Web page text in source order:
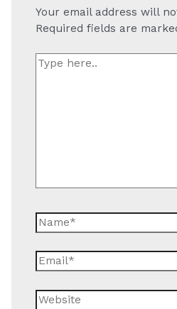
Your email address will
Required fields are
Type
Name*
Email*
Website